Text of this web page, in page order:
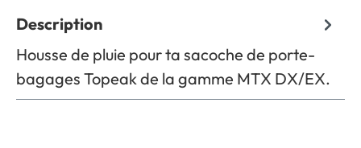
Description
Housse de pluie pour ta sacoche de porte-
bagages Topeak de la gamme MTX DX/EX.